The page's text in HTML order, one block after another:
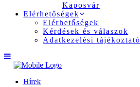
Kaposvár
Elérhetőségek
Elérhetőségek
Kérdések és válaszok
Adatkezelési tájékoztató
Hírek